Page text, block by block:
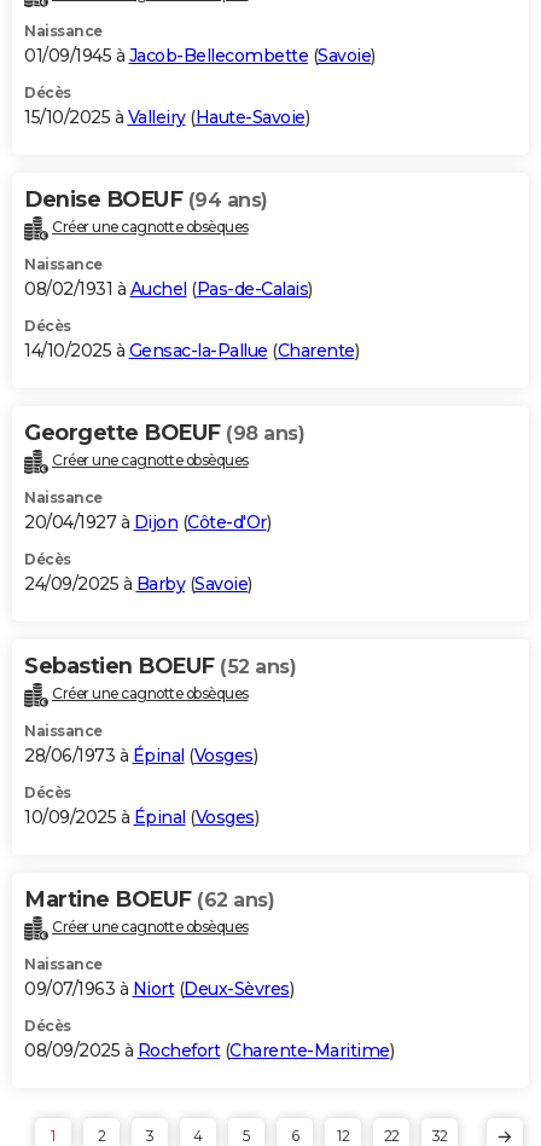
Naissance
01/09/1945 à Jacob-Bellecombette (Savoie)
Décès
15/10/2025 à Valleiry(Haute-Savoie)
Denise BOEUF (94 ans)
Créer une cagnotte obsèques
Naissance
08/02/1931 à Auchel (Pas-de-Calais)
Décès
14/10/2025 à Gensac-la-Pallue (Charente)
Georgette BOEUF (98 ans)
Créer une cagnotte obsèques
Naissance
20/04/1927 à Dijon (Côte-d'Or)
Décès
24/09/2025 à Barby(Savoie)
Sebastien BOEUF (52 ans)
Créer une cagnotte obsèques
Naissance
28/06/1973 à Épinal (Vosges)
Décès
10/09/2025 à Épinal (Vosges)
Martine BOEUF (62 ans)
Créer une cagnotte obsèques
Naissance
09/07/1963 à Niort(Deux-Sèvres)
Décès
08/09/2025 à Rochefort(Charente-Maritime)
1 2 3 4 5 6 12 22 32